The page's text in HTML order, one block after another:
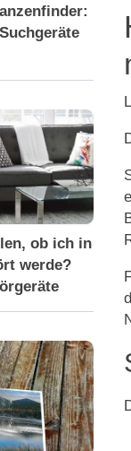
ob ich in
werde?